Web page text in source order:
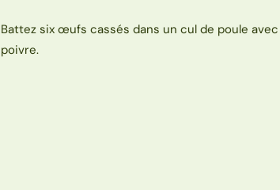
Battez six œufs cassés dans un cul de poule
poivre.